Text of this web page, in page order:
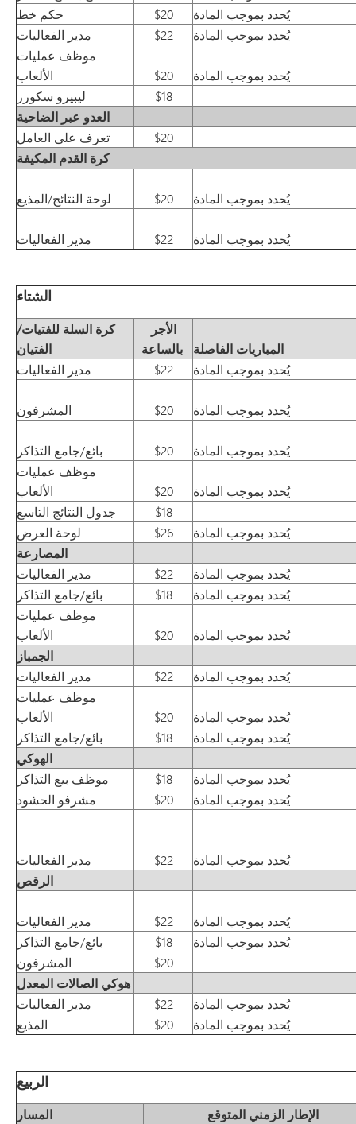
$20
يُحدد بموجب المادة
$22
يُحدد بموجب المادة
موظف عمليات
$20
يُحدد بموجب المادة
$18
$20
كرة القدم المكيفة
$20 يُحدد بموجب المادة
$22 يُحدد بموجب المادة
الشتاء
كرة السلة للفتيات/
الفتيان
الأجر
بالساعة
المباريات الفاصلة
$22 يُحدد بموجب المادة
$20 يُحدد بموجب المادة
$20
يُحدد بموجب المادة
موظف عمليات
الألعاب
$20
يُحدد بموجب المادة
$18
لوحة العرض
$26
يُحدد بموجب المادة
المصارعة
$22
يُحدد بموجب المادة
$18
يُحدد بموجب المادة
موظف عمليات
الألعاب
$20
يُحدد بموجب المادة
الجمباز
$22
يُحدد بموجب المادة
موظف عمليات
الألعاب
$20
يُحدد بموجب المادة
$18
يُحدد بموجب المادة
الهوكي
$18
يُحدد بموجب المادة
$20 يُحدد بموجب المادة
$22
يُحدد بموجب المادة
الرقص
$22
يُحدد بموجب المادة
$18
يُحدد بموجب المادة
$20
هوكي الصالات المعدل
$22
يُحدد بموجب المادة
$20 يُحدد بموجب المادة
الربيع
المسار
الإطار الزمني المتوقع